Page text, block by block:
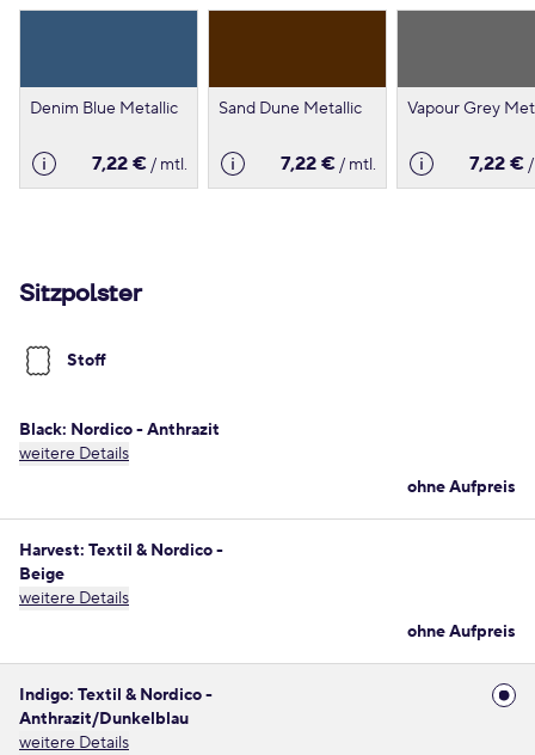
Denim Blue Metallic
7,22 €/ mtl.
Sand Dune Metallic
7,22 €/ mtl.
Vapour Grey
7,22 €
Sitzpolster
Stoff
Black: Nordico - Anthrazit
weitere Details
ohne Aufpreis
Harvest: Textil & Nordico -
Beige
weitere Details
ohne Aufpreis
Indigo: Textil & Nordico -
Anthrazit/Dunkelblau
weitere Details